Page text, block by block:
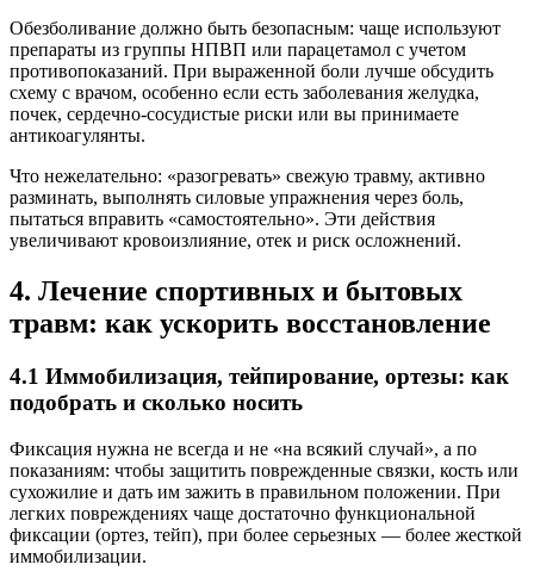
Обезболивание должно быть безопасным: чаще используют
препараты из группы НПВП или парацетамол с учетом
противопоказаний. При выраженной боли лучше обсудить
схему с врачом, особенно если есть заболевания желудка,
почек, сердечно-сосудистые риски или вы принимаете
антикоагулянты.
Что нежелательно: «разогревать» свежую травму, активно
разминать, выполнять силовые упражнения через боль,
пытаться вправить «самостоятельно». Эти действия
увеличивают кровоизлияние, отек и риск осложнений.
4. Лечение спортивных и бытовых
травм: как ускорить восстановление
4.1 Иммобилизация, тейпирование, ортезы: как
подобрать и сколько носить
Фиксация нужна не всегда и не «на всякий случай», а по
показаниям: чтобы защитить поврежденные связки, кость или
сухожилие и дать им зажить в правильном положении. При
легких повреждениях чаще достаточно функциональной
фиксации (ортез, тейп), при более серьезных — более жесткой
иммобилизации.